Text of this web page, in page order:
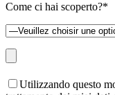
Come ci hai scoperto?*
Utilizzando questo